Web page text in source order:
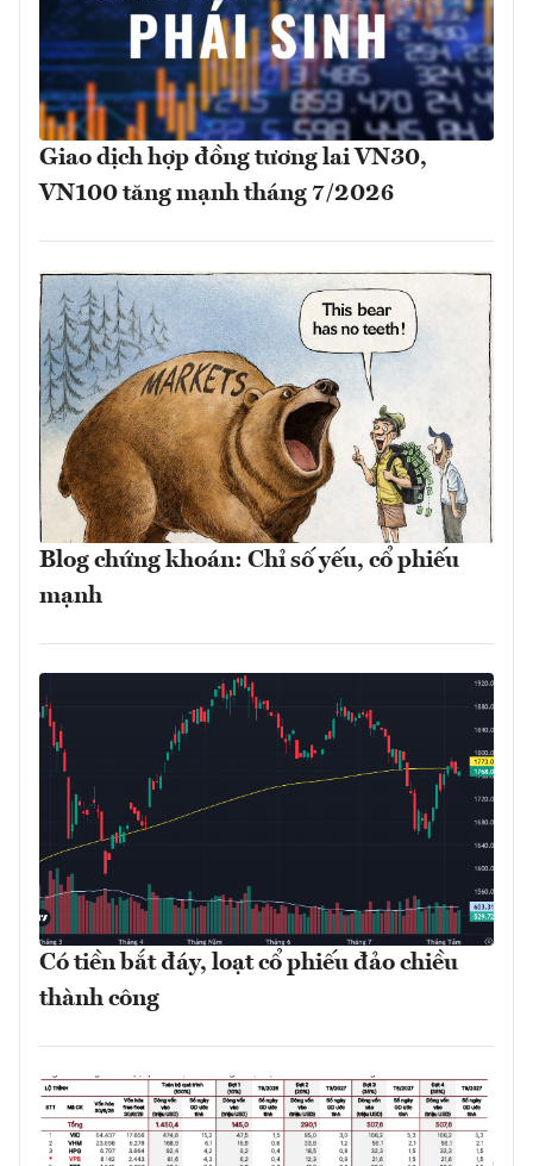
Giao dịch hợp đồng tương lai VN30,
VN100 tăng mạnh tháng 7/2026
Blog chứng khoán: Chỉ số yếu, cổ phiếu
mạnh
Có tiền bắt đáy, loạt cổ phiếu đảo chiều
thành công